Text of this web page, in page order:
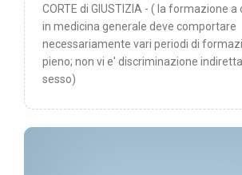
CORTE di GIUSTIZIA - ( la formazione
in medicina generale deve comportare
necessariamente vari periodi di
pieno; non vi e' discriminazione
sesso)